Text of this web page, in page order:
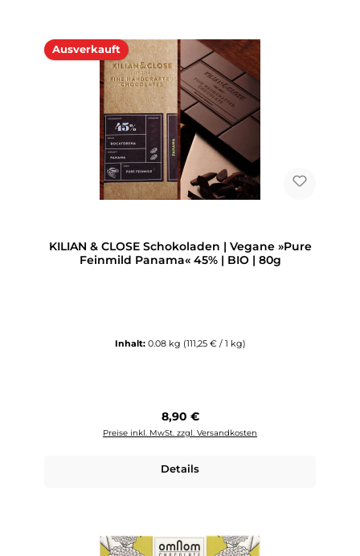
Ausverkauft
KILIAN & CLOSE Schokoladen | Vegane »Pure
Feinmild Panama« 45% | BIO | 80g
Inhalt: 0.08 kg (111,25 € / 1 kg)
Regulärer Preis:
8,90 €
Preise inkl. MwSt. zzgl. Versandkosten
Details